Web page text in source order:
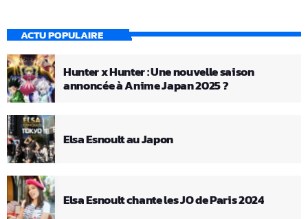
ACTU POPULAIRE
Hunter x Hunter : Une nouvelle saison
annoncée à Anime Japan 2025 ?
Elsa Esnoult au Japon
Elsa Esnoult chante les JO de Paris 2024